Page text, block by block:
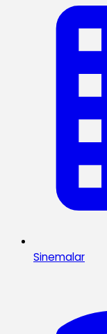
Sinemalar